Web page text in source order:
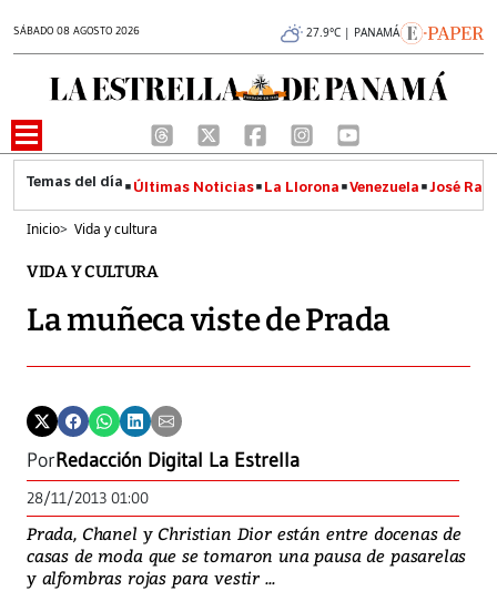
SÁBADO 08 AGOSTO 2026 27.9°C | PANAMÁ
Últimas Noticias La Llorona Venezuela José
Inicio> Vida y cultura
VIDA Y CULTURA
La muñeca viste de Prada
PorRedacción Digital La Estrella
28/11/2013 01:00
Prada, Chanel y Christian Dior están entre docenas de
casas de moda que se tomaron una pausa de pasarelas
y alfombras rojas para vestir ...